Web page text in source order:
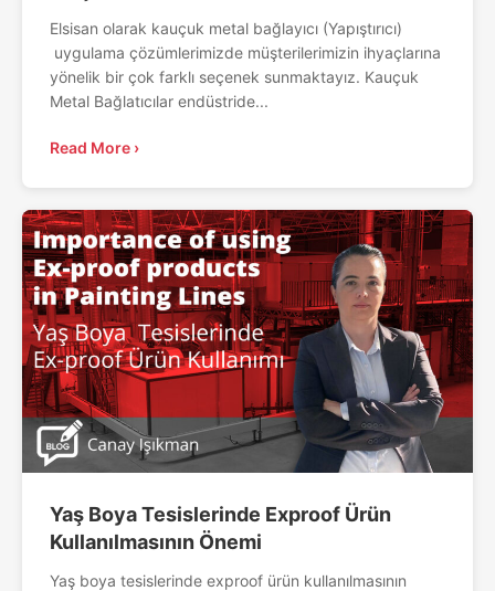
Elsisan olarak kauçuk metal bağlayıcı (Yapıştırıcı)
uygulama çözümlerimizde müşterilerimizin ihyaçlarına
yönelik bir çok farklı seçenek sunmaktayız. Kauçuk
Metal Bağlatıcılar endüstride...
Read More ›
Yaş Boya Tesislerinde Exproof Ürün
Kullanılmasının Önemi
Yaş boya tesislerinde exproof ürün kullanılmasının